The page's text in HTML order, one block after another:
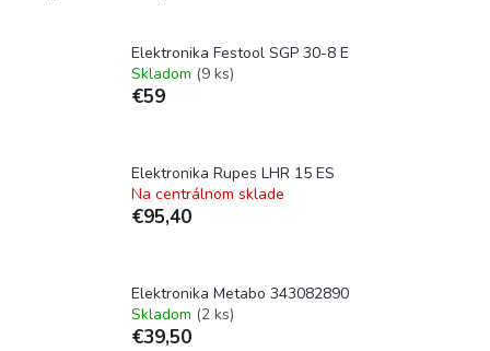
Elektronika Festool SGP 30-8 E
Skladom (9 ks)
€59
Elektronika Rupes LHR 15 ES
Na centrálnom sklade
€95,40
Elektronika Metabo 343082890
Skladom (2 ks)
€39,50